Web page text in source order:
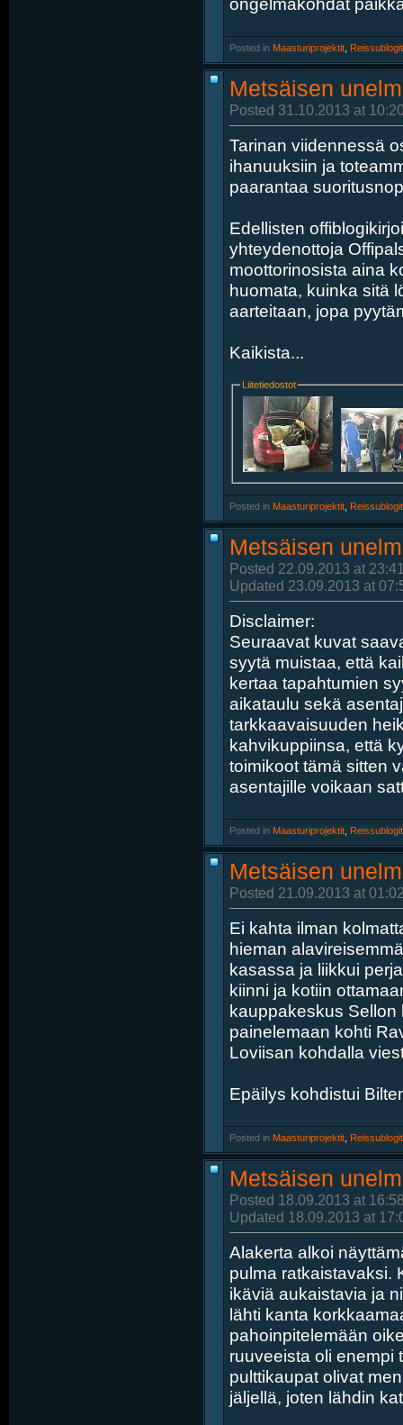
Posted in Maasturiprojektit Reissublogit
Metsäisen
Posted 31.10.2013 at
Tarinan viidennessä
ihanuuksiin ja
paarantaa
Edellisten
yhteydenottoja
moottorinosista aina
huomata, kuinka sitä
aarteitaan, jopa
Kaikista...
Liitetiedostot
Posted in Maasturiprojektit Reissublogit
Metsäisen
Posted 22.09.2013 at
Updated 23.09.2013 at
Disclaimer:
Seuraavat kuvat
syytä muistaa, että
kertaa tapahtumien
aikataulu sekä
tarkkaavaisuuden
kahvikuppiinsa, että
toimikoot tämä sitten
asentajille voikaan
Posted in Maasturiprojektit Reissublogit
Metsäisen
Posted 21.09.2013 at
Ei kahta ilman
hieman
kasassa ja liikkui
kiinni ja kotiin
kauppakeskus Sellon
painelemaan kohti
Loviisan kohdalla
Epäilys kohdistui
Posted in Maasturiprojektit Reissublogit
Metsäisen
Posted 18.09.2013 at
Updated 18.09.2013 at
Alakerta alkoi
pulma ratkaistavaksi.
ikäviä aukaistavia ja
lähti kanta
pahoinpitelemään
ruuveeista oli enempi
pulttikaupat olivat
jäljellä, joten lähdin